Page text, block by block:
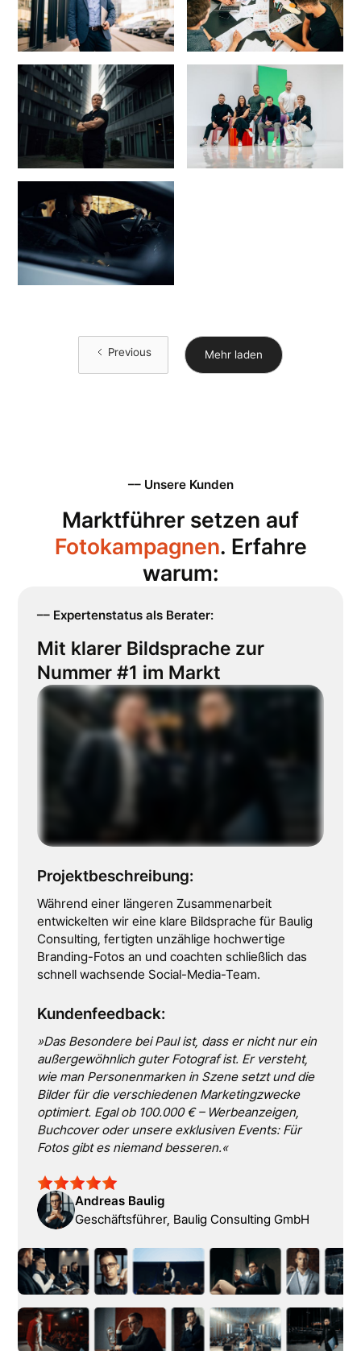
Previous Mehr laden
–– Unsere Kunden
Marktführer setzen auf
Fotokampagnen. Erfahre
warum:
–– Expertenstatus als Berater:
Mit klarer Bildsprache zur
Nummer #1 im Markt
Projektbeschreibung:
Während einer längeren Zusammenarbeit
entwickelten wir eine klare Bildsprache für Baulig
Consulting, fertigten unzählige hochwertige
Branding-Fotos an und coachten schließlich das
schnell wachsende Social-Media-Team.
Kundenfeedback:
»Das Besondere bei Paul ist, dass er nicht nur ein
außergewöhnlich guter Fotograf ist. Er versteht,
wie man Personenmarken in Szene setzt und die
Bilder für die verschiedenen Marketingzwecke
optimiert. Egal ob 100.000 € – Werbeanzeigen,
Buchcover oder unsere exklusiven Events: Für
Fotos gibt es niemand besseren.«
Andreas Baulig
Geschäftsführer, Baulig Consulting GmbH